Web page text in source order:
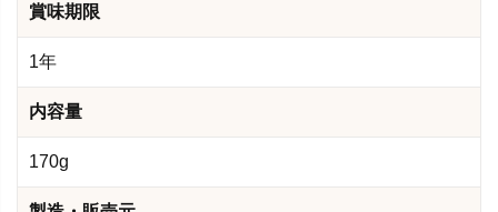
賞味期限
1年
内容量
170g